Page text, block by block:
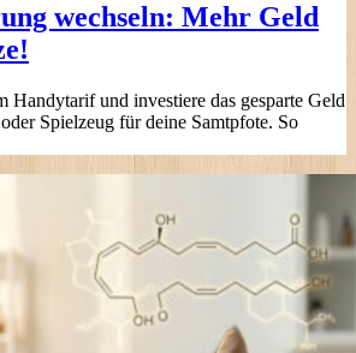
wechseln: Mehr Geld
Handytarif und investiere das gesparte Geld
Spielzeug für deine Samtpfote. So